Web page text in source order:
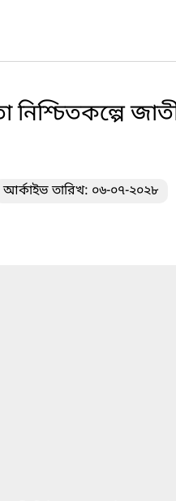
নিশ্চিতকল্পে
আর্কাইভ তারিখ: ০৬-০৭-২০২৮